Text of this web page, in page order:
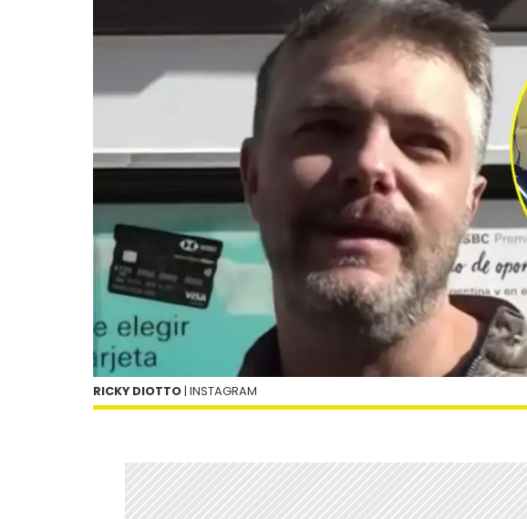
RICKY DIOTTO | INSTAGRAM